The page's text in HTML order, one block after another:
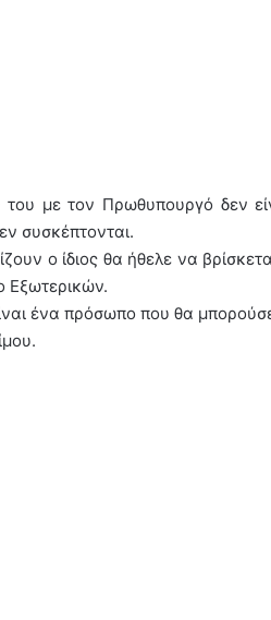
του με τον Πρωθυπουργό δεν
συσκέπτονται.
ο ίδιος θα ήθελε να
Εξωτερικών.
ένα πρόσωπο που θα